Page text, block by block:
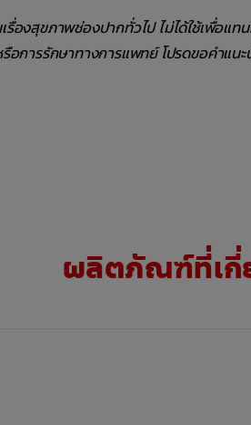
รื่องสุขภาพช่องปากทั่วไป ไม่ได้ใช้เพื่อแ
ารรักษาทางการแพทย์ โปรดขอคำแน
ผลิตภัณฑ์ที่เกี่